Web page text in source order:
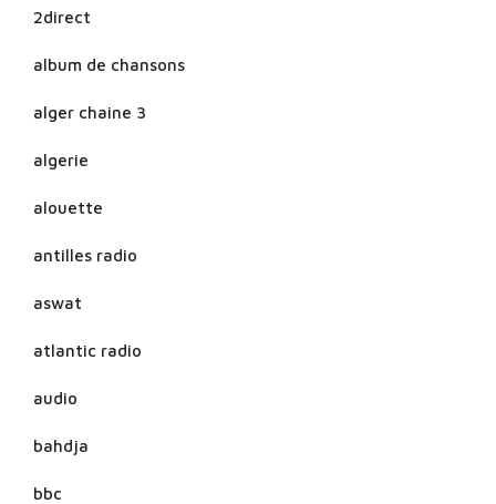
2direct
album de chansons
alger chaine 3
algerie
alouette
antilles radio
aswat
atlantic radio
audio
bahdja
bbc